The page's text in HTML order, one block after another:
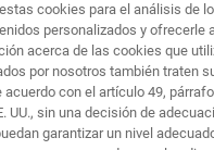
cookies para el análisis de
personalizados y
acerca de las cookies que
por nosotros también traten
con el artículo 49,
UU., sin una decisión de
garantizar un nivel